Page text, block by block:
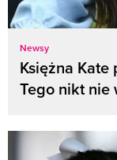
Newsy
Księżna
Tego nikt nie